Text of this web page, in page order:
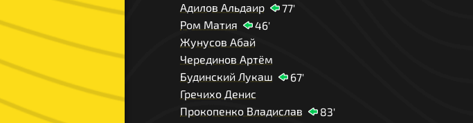
Адилов Альдаир
77'
Ром Матия
46'
Жунусов Абай
Черединов Артём
Будинский Лукаш
67'
Гречихо Денис
Прокопенко Владислав
83'